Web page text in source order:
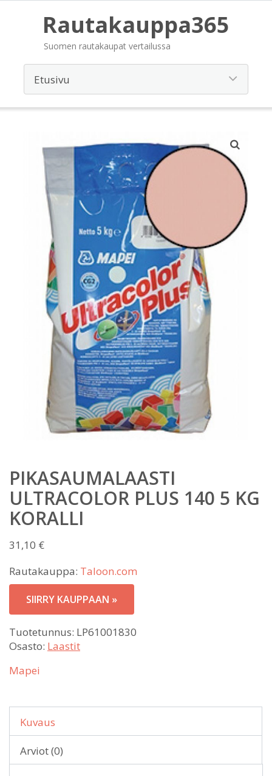
Rautakauppa365
Suomen rautakaupat vertailussa
PIKASAUMALAASTI
ULTRACOLOR PLUS 140 5 KG
KORALLI
31,10 €
Rautakauppa: Taloon.com
SIIRRY KAUPPAAN »
Tuotetunnus: LP61001830
Osasto: Laastit
Mapei
Kuvaus
Arviot (0)